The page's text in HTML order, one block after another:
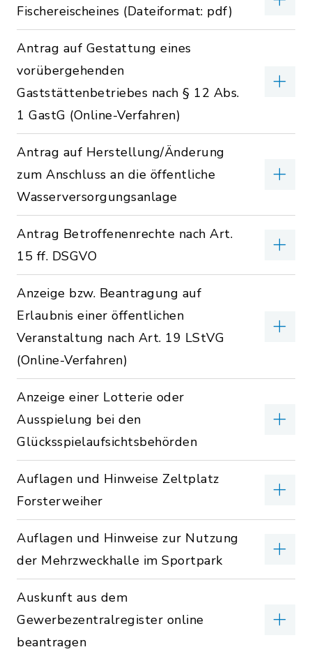
Fischereischeines (Dateiformat: pdf)
Antrag auf Gestattung eines
vorübergehenden
Gaststättenbetriebes nach § 12 Abs.
1 GastG (Online-Verfahren)
Antrag auf Herstellung/Änderung
zum Anschluss an die öffentliche
Wasserversorgungsanlage
Antrag Betroffenenrechte nach Art.
15 ff. DSGVO
Anzeige bzw. Beantragung auf
Erlaubnis einer öffentlichen
Veranstaltung nach Art. 19 LStVG
(Online-Verfahren)
Anzeige einer Lotterie oder
Ausspielung bei den
Glücksspielaufsichtsbehörden
Auflagen und Hinweise Zeltplatz
Forsterweiher
Auflagen und Hinweise zur Nutzung
der Mehrzweckhalle im Sportpark
Auskunft aus dem
Gewerbezentralregister online
beantragen